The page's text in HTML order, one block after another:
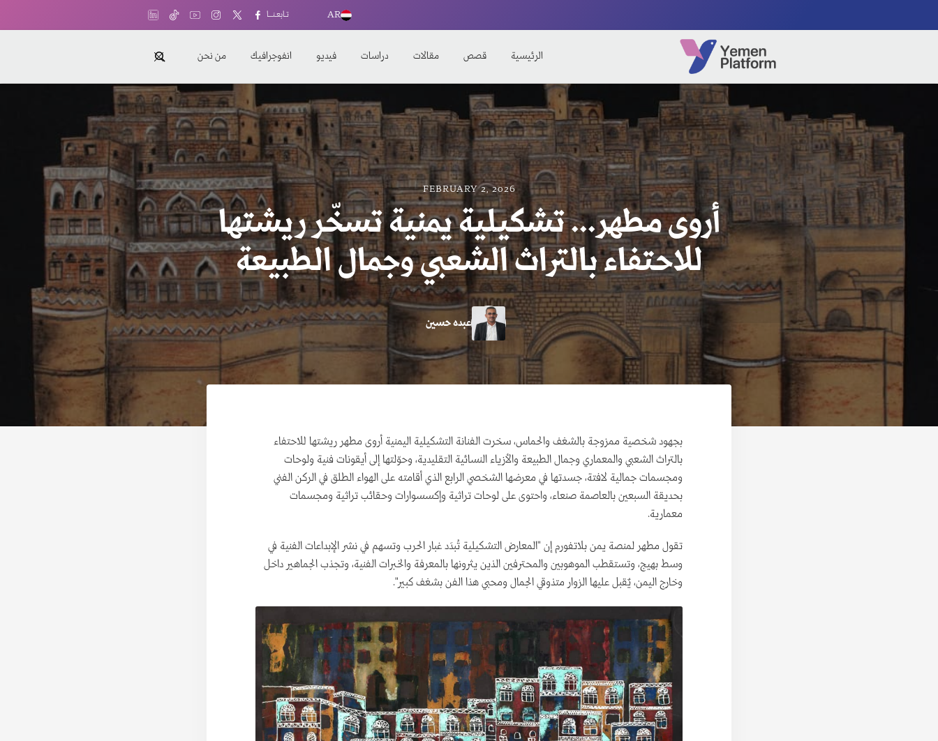
AR تـابعـنـــا
الرئيسية قصص مقالات دراسات فيديو انفوجرافيك من نحن
FEBRUARY 2, 2026
أروى مطهر... تشكيلية يمنية تسخّر ريشتها
للاحتفاء بالتراث الشعبي وجمال الطبيعة
عبده حسين
بجهود شخصية ممزوجة بالشغف والحماس، سخرت الفنانة التشكيلية اليمنية أروى مطهر ريشتها للاحتفاء
بالتراث الشعبي والمعماري وجمال الطبيعة والأزياء النسائية التقليدية، وحوّلتها إلى أيقونات فنية ولوحات
ومجسمات جمالية لافتة، جسدتها في معرضها الشخصي الرابع الذي أقامته على الهواء الطلق في الركن الفني
بحديقة السبعين بالعاصمة صنعاء، واحتوى على لوحات تراثية وإكسسوارات وحقائب تراثية ومجسمات
معمارية.
تقول مطهر لمنصة يمن بلاتفورم إن "المعارض التشكيلية تُبدَد غبار الحرب وتسهم في نشر الإبداعات الفنية في
وسط بهيج، وتستقطب الموهوبين والمحترفين الذين يثرونها بالمعرفة والخبرات الفنية، وتجذب الجماهير داخل
وخارج اليمن، يٌقبل عليها الزوار متذوقي الجمال ومحبي هذا الفن بشغف كبير".